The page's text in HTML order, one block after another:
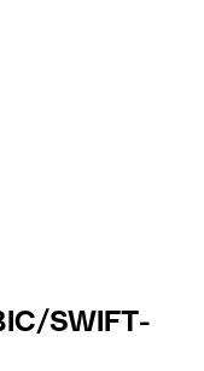
SWIFT-